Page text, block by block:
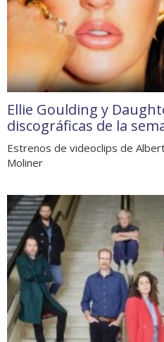
Ellie Goulding y
discográficas de la
Estrenos de videoclips de
Moliner